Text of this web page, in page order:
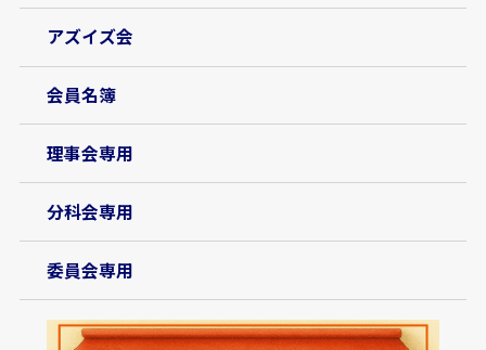
アズイズ会
会員名簿
理事会専用
分科会専用
委員会専用